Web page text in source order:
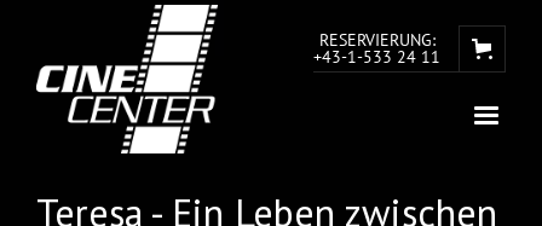
RESERVIERUNG:
+43-1-533 24 11